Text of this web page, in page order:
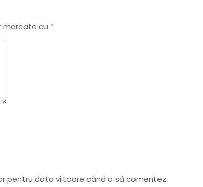
marcate cu *
pentru data viitoare când o să comentez.